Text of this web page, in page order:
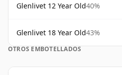
Glenlivet 12 Year Old40%
Glenlivet 18 Year Old43%
OTROS EMBOTELLADOS